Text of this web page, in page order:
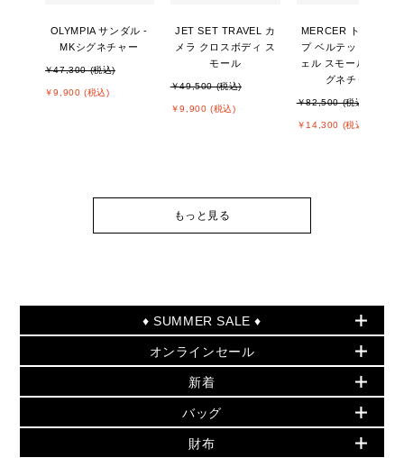
OLYMPIA サンダル -
MKシグネチャー
￥47,300 (税込)
￥9,900 (税込)
JET SET TRAVEL カ
メラ クロスボディ ス
モール
￥49,500 (税込)
￥9,900 (税込)
MERCER トップジッ
プ ベルテッド サッチ
ェル スモール - MKシ
グネチャー
￥82,500 (税込)
￥14,300 (税込)
もっと見る
♦ SUMMER SALE ♦
セールおすすめアイテム
▶ ウィメンズ
バッグ
オンラインセール
PRODUCT OF THE MONTH - 今月の特別価格
再値下げアイテム
追加アイテム
新着
夏のスタイル
▶ すべて
バッグ
人気の定番アイテム
財布